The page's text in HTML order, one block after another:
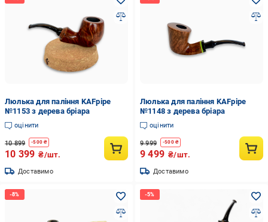
Люлька для паління KAFpipe
№1153 з дерева бріара
оцінити
10 899 -500 ₴
10 399 ₴/шт.
Доставимо
Люлька для паління KAFpipe
№1148 з дерева бріара
оцінити
9 999 -500₴
9 499 ₴/шт.
Доставимо